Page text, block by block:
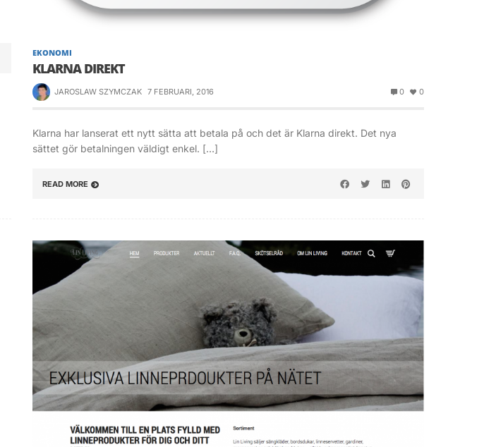
EKONOMI
KLARNA DIREKT
JAROSLAW SZYMCZAK 7 FEBRUARI, 2016 0 0
Klarna har lanserat ett nytt sätta att betala på och det är Klarna direkt. Det nya
sättet gör betalningen väldigt enkel. […]
READ MORE